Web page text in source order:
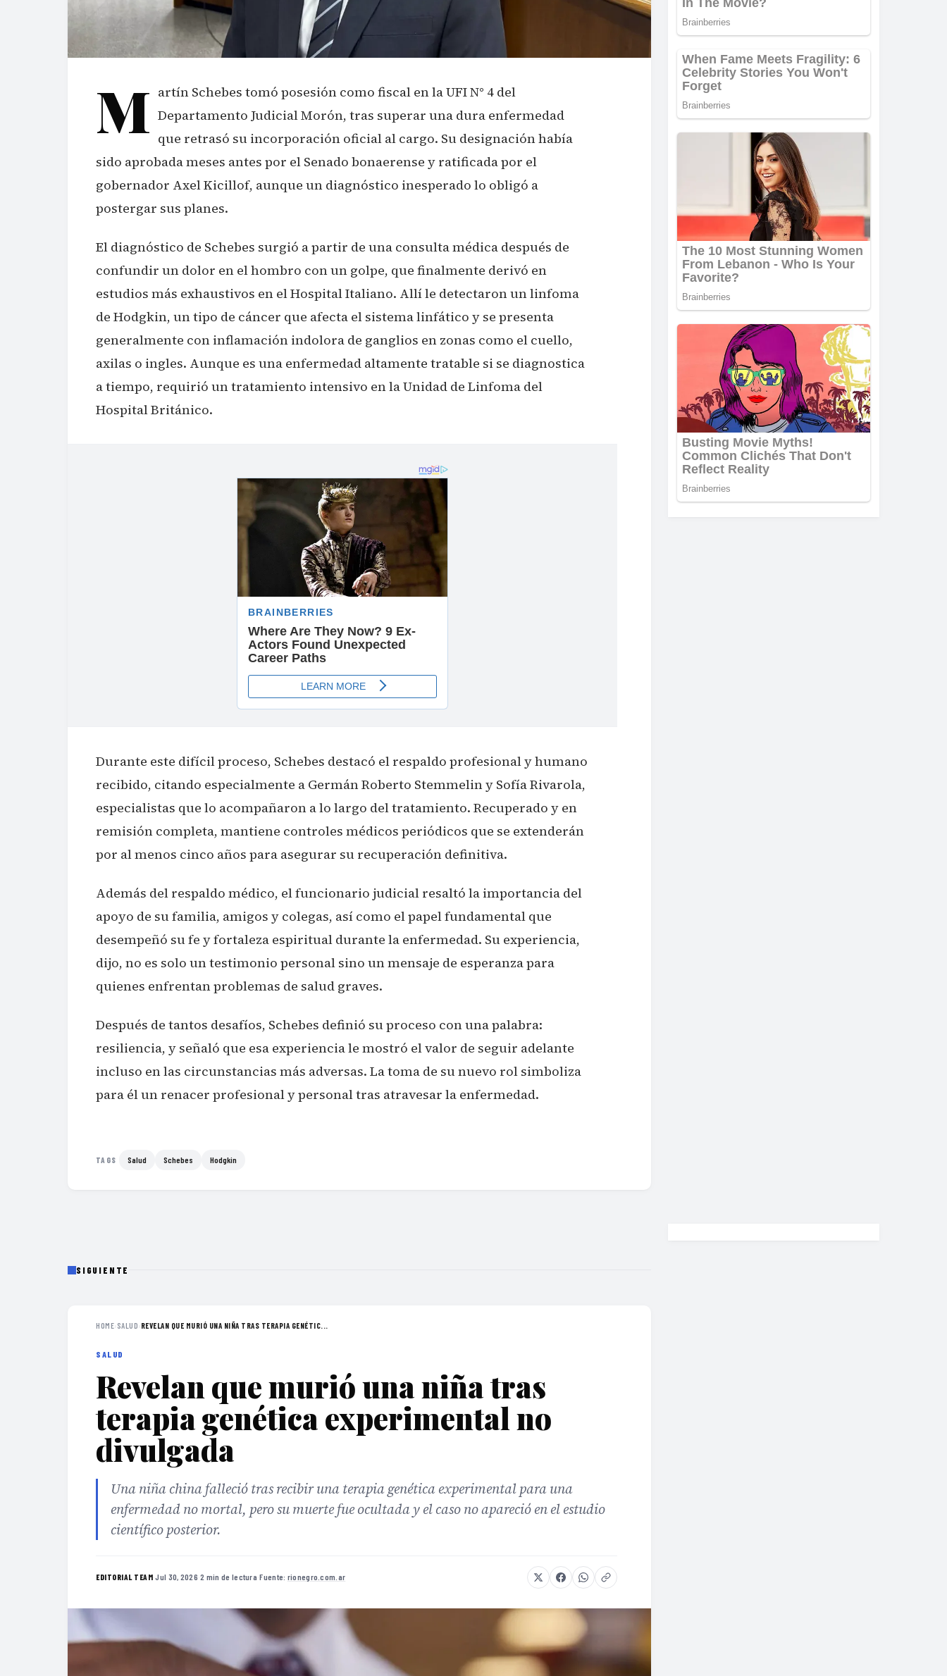
M artín Schebes tomó posesión como fiscal en la UFI N° 4 del
Departamento Judicial Morón, tras superar una dura enfermedad
que retrasó su incorporación oficial al cargo. Su designación había
sido aprobada meses antes por el Senado bonaerense y ratificada por el
gobernador Axel Kicillof, aunque un diagnóstico inesperado lo obligó a
postergar sus planes.
El diagnóstico de Schebes surgió a partir de una consulta médica después de
confundir un dolor en el hombro con un golpe, que finalmente derivó en
estudios más exhaustivos en el Hospital Italiano. Allí le detectaron un linfoma
de Hodgkin, un tipo de cáncer que afecta el sistema linfático y se presenta
generalmente con inflamación indolora de ganglios en zonas como el cuello,
axilas o ingles. Aunque es una enfermedad altamente tratable si se diagnostica
a tiempo, requirió un tratamiento intensivo en la Unidad de Linfoma del
Hospital Británico.
Durante este difícil proceso, Schebes destacó el respaldo profesional y humano
recibido, citando especialmente a Germán Roberto Stemmelin y Sofía Rivarola,
especialistas que lo acompañaron a lo largo del tratamiento. Recuperado y en
remisión completa, mantiene controles médicos periódicos que se extenderán
por al menos cinco años para asegurar su recuperación definitiva.
Además del respaldo médico, el funcionario judicial resaltó la importancia del
apoyo de su familia, amigos y colegas, así como el papel fundamental que
desempeñó su fe y fortaleza espiritual durante la enfermedad. Su experiencia,
dijo, no es solo un testimonio personal sino un mensaje de esperanza para
quienes enfrentan problemas de salud graves.
Después de tantos desafíos, Schebes definió su proceso con una palabra:
resiliencia, y señaló que esa experiencia le mostró el valor de seguir adelante
incluso en las circunstancias más adversas. La toma de su nuevo rol simboliza
para él un renacer profesional y personal tras atravesar la enfermedad.
TAGS Salud Schebes Hodgkin
SIGUIENTE
HOME› SALUD› REVELAN QUE MURIÓ UNA NIÑA TRAS TERAPIA GENÉTIC...
SALUD
Revelan que murió una niña tras
terapia genética experimental no
divulgada
Una niña china falleció tras recibir una terapia genética experimental para una
enfermedad no mortal, pero su muerte fue ocultada y el caso no apareció en el estudio
científico posterior.
EDITORIAL TEAM·Jul 30, 2026·2 min de lectura·Fuente: rionegro.com.ar